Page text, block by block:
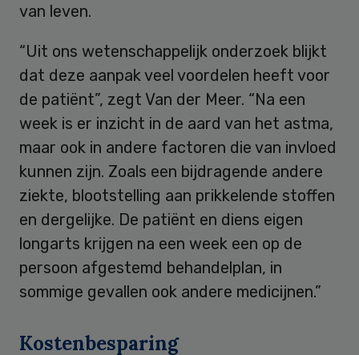
van leven.
“Uit ons wetenschappelijk onderzoek blijkt
dat deze aanpak veel voordelen heeft voor
de patiënt”, zegt Van der Meer. “Na een
week is er inzicht in de aard van het astma,
maar ook in andere factoren die van invloed
kunnen zijn. Zoals een bijdragende andere
ziekte, blootstelling aan prikkelende stoffen
en dergelijke. De patiënt en diens eigen
longarts krijgen na een week een op de
persoon afgestemd behandelplan, in
sommige gevallen ook andere medicijnen.”
Kostenbesparing